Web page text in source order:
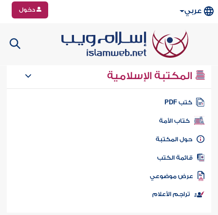
عربي دخول
المكتبة الإسلامية
كتب PDF
كتاب الأمة
المكتبة
الكتب
موضوعي